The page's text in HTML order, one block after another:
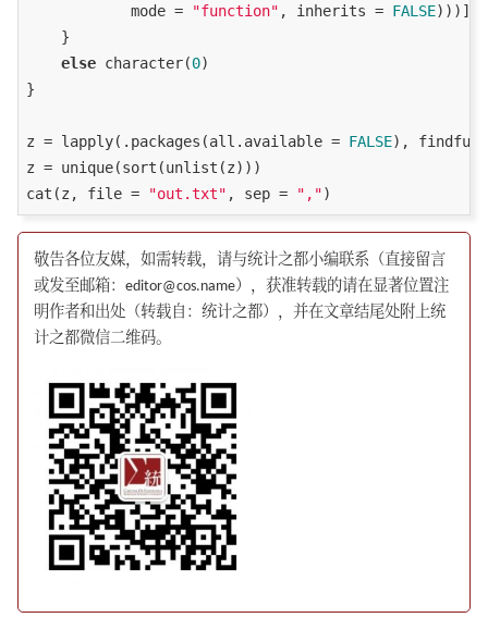
            mode =
"function" , inherits = FALSE)))]
    }
else character(0)
}
z = lapply(.packages(all.available = FALSE),
z = unique(sort(unlist(z)))
cat(z, file =
"out.txt" , sep = ","
敬告各位友媒，如需转载，请与统计之都小编联系（直接留言
或发至邮箱：editor@cos.name），获准转载的请在显著位置注
明作者和出处（转载自：统计之都），并在文章结尾处附上统
计之都微信二维码。